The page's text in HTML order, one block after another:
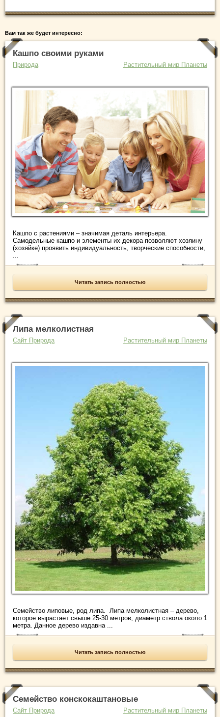
Вам так же будет интересно:
Кашпо своими руками
Природа Растительный мир Планеты
Кашпо с растениями – значимая деталь интерьера.
Самодельные кашпо и элементы их декора позволяют хозяину
(хозяйке) проявить индивидуальность, творческие способности,
...
Читать запись полностью
Липа мелколистная
Сайт Природа Растительный мир Планеты
Семейство липовые, род липа. Липа мелколистная – дерево,
которое вырастает свыше 25-30 метров, диаметр ствола около 1
метра. Данное дерево издавна ...
Читать запись полностью
Семейство конскокаштановые
Сайт Природа Растительный мир Планеты